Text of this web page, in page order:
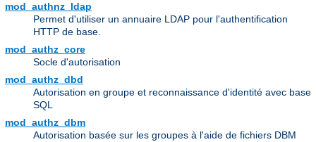
mod_authnz_ldap
Permet d'utiliser un annuaire LDAP pour l'authentification
HTTP de base.
mod_authz_core
Socle d'autorisation
mod_authz_dbd
Autorisation en groupe et reconnaissance d'identité avec base
SQL
mod_authz_dbm
Autorisation basée sur les groupes à l'aide de fichiers DBM